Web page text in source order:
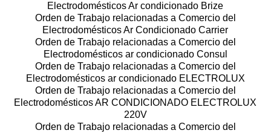
Electrodomésticos Ar condicionado Brize
Orden de Trabajo relacionadas a Comercio del
Electrodomésticos Ar Condicionado Carrier
Orden de Trabajo relacionadas a Comercio del
Electrodomésticos ar condicionado Consul
Orden de Trabajo relacionadas a Comercio del
Electrodomésticos ar condicionado ELECTROLUX
Orden de Trabajo relacionadas a Comercio del
Electrodomésticos AR CONDICIONADO ELECTROLUX
220V
Orden de Trabajo relacionadas a Comercio del